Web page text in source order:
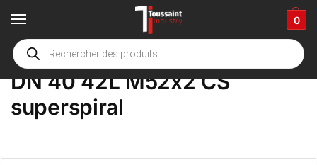
0
Accueil boutique / Product Options
DN 40 42L M52x2 CS
superspiral